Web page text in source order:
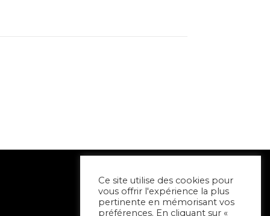
Ce site utilise des cookies pour
vous offrir l'expérience la plus
pertinente en mémorisant vos
préférences. En cliquant sur «